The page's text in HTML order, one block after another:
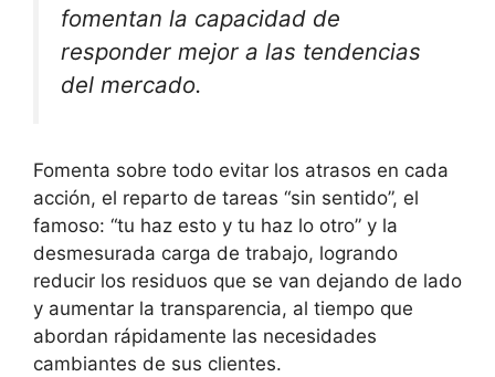
fomentan la capacidad de
responder mejor a las tendencias
del mercado.
Fomenta sobre todo evitar los atrasos en cada
acción, el reparto de tareas “sin sentido”, el
famoso: “tu haz esto y tu haz lo otro” y la
desmesurada carga de trabajo, logrando
reducir los residuos que se van dejando de lado
y aumentar la transparencia, al tiempo que
abordan rápidamente las necesidades
cambiantes de sus clientes.